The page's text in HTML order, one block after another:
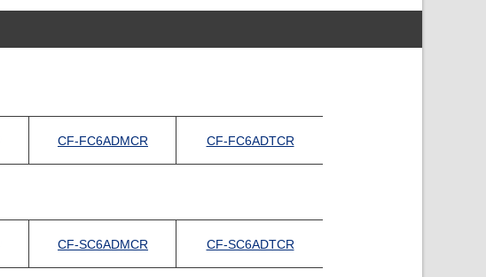
CF-FC6ADMCR CF-FC6ADTCR
CF-SC6ADMCR CF-SC6ADTCR